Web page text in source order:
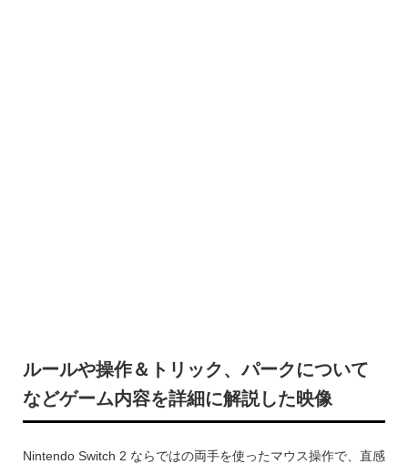
ルールや操作＆トリック、パークについて
などゲーム内容を詳細に解説した映像
Nintendo Switch 2 ならではの両手を使ったマウス操作で、直感